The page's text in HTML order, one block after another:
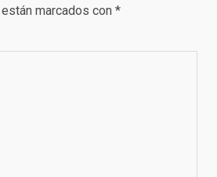
marcados con *